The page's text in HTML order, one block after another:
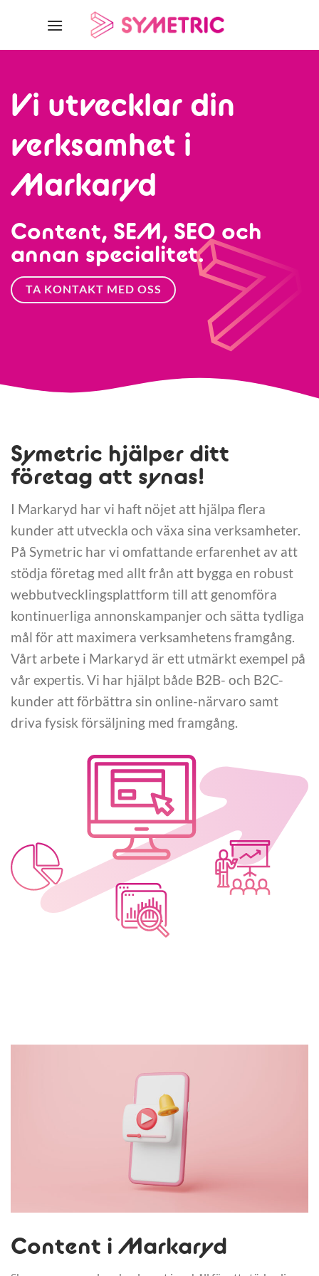
Vi utvecklar din
verksamhet i
Markaryd
Content, SEM, SEO och
annan specialitet.
TA KONTAKT MED OSS
Symetric hjälper ditt
företag att synas!
I Markaryd har vi haft nöjet att hjälpa flera
kunder att utveckla och växa sina verksamheter.
På Symetric har vi omfattande erfarenhet av att
stödja företag med allt från att bygga en robust
webbutvecklingsplattform till att genomföra
kontinuerliga annonskampanjer och sätta tydliga
mål för att maximera verksamhetens framgång.
Vårt arbete i Markaryd är ett utmärkt exempel på
vår expertis. Vi har hjälpt både B2B- och B2C-
kunder att förbättra sin online-närvaro samt
driva fysisk försäljning med framgång.
Content i Markaryd